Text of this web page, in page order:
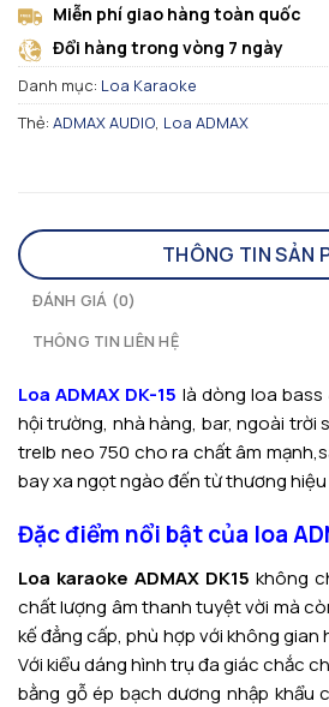
Miễn phí giao hàng toàn quốc
Đổi hàng trong vòng 7 ngày
Danh mục: Loa Karaoke
Thẻ: ADMAX AUDIO, Loa ADMAX
THÔNG TIN SẢN
ĐÁNH GIÁ (0)
THÔNG TIN LIÊN HỆ
Loa ADMAX DK-15 là dòng loa
hội trường, nhà hàng, bar, ngoài trời
trelb neo 750 cho ra chất âm
bay xa ngọt ngào đến từ thương hiệu
Đặc điểm nổi bật của loa
Loa karaoke ADMAX DK15 không
chất lượng âm thanh tuyệt vời mà
kế đẳng cấp, phù hợp với không gian
Với kiểu dáng hình trụ đa giác chắc
bằng gỗ ép bạch dương nhập khẩu